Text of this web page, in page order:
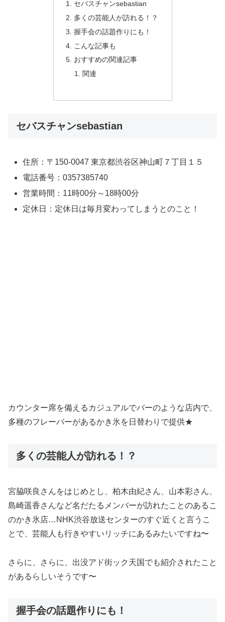
セバスチャンsebastian
多くの芸能人が訪れる！？
握手会の話題作りにも！
こんな記事も
おすすめの関連記事
関連
セバスチャンsebastian
住所：〒150-0047 東京都渋谷区神山町７丁目１５
電話番号：0357385740
営業時間：11時00分～18時00分
定休日：定休日は毎月変わってしまうとのこと！
カウンター席を備えるカジュアルでバーのような店内で、
多種のフレーバーがあるかき氷を日替わりで提供★
多くの芸能人が訪れる！？
宮脇咲良さんをはじめとし、柏木由紀さん、山本彩さん、
島崎遥香さんなど名だたるメンバーが訪れたことのあるこ
のかき氷店…NHK渋谷放送センターのすぐ近くと言うこ
とで、芸能人も行きやすいリッチにあるみたいですね〜
さらに、さらに、出没アド街ック天国でも紹介されたこと
があるらしいそうです〜
握手会の話題作りにも！